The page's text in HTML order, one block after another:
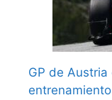
GP de